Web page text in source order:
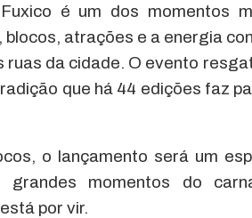
é um dos momentos
blocos, atrações e a energia
ruas da cidade. O evento
que há 44 edições faz
o lançamento será um
grandes momentos do
por vir.